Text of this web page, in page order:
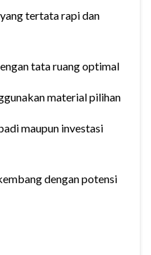
tertata rapi dan
tata ruang optimal
material pilihan
maupun investasi
dengan potensi